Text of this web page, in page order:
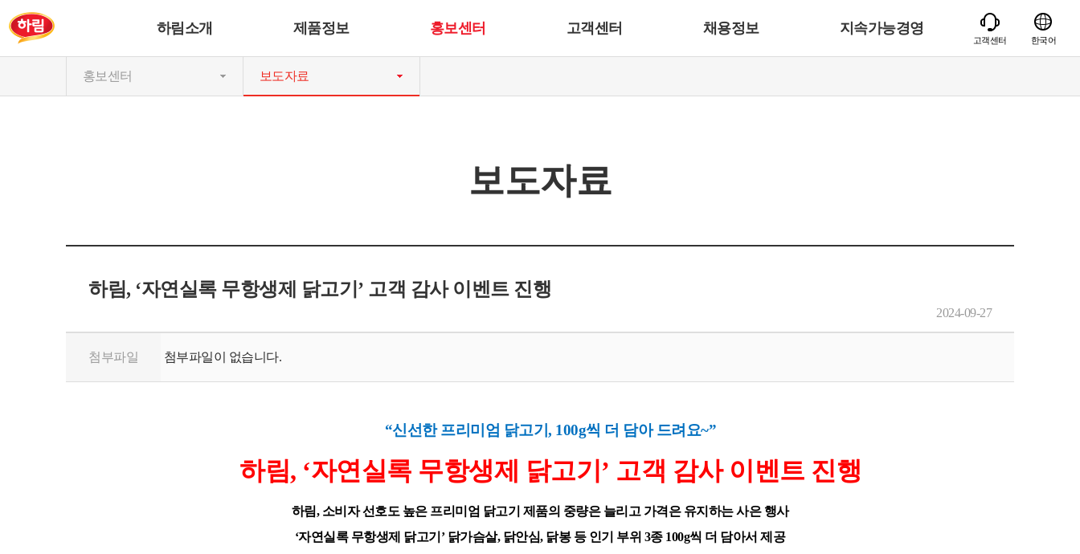
하림소개 제품정보 홍보센터 고객센터 채용정보 지속가능경영
고객센터 한국어
홍보센터 보도자료
보도자료
하림, ‘자연실록 무항생제 닭고기’ 고객 감사 이벤트 진행
2024-09-27
첨부파일 첨부파일이 없습니다.
“신선한 프리미엄 닭고기, 100g씩 더 담아 드려요~”
하림, ‘자연실록 무항생제 닭고기’ 고객 감사 이벤트 진행
하림, 소비자 선호도 높은 프리미엄 닭고기 제품의 중량은 늘리고 가격은 유지하는 사은 행사
‘자연실록 무항생제 닭고기 ’ 닭가슴살, 닭안심, 닭봉 등 인기 부위 3종 100g씩 더 담아서 제공